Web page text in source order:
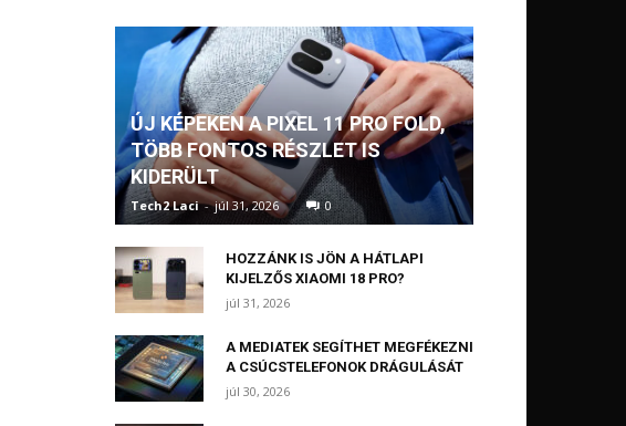
ÚJ KÉPEKEN A PIXEL 11 PRO FOLD,
TÖBB FONTOS RÉSZLET IS
KIDERÜLT
Tech2 Laci - júl 31, 2026 0
HOZZÁNK IS JÖN A HÁTLAPI
KIJELZŐS XIAOMI 18 PRO?
júl 31, 2026
A MEDIATEK SEGÍTHET MEGFÉKEZNI
A CSÚCSTELEFONOK DRÁGULÁSÁT
júl 30, 2026